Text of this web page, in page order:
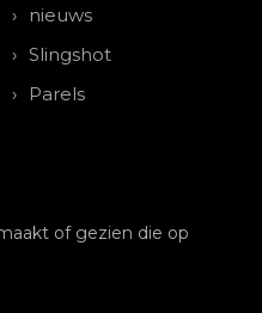
nieuws
Slingshot
Parels
of gezien die op